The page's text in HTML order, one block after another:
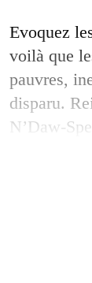
Evoquez
voilà que
pauvres,
disparu.
N’Daw-